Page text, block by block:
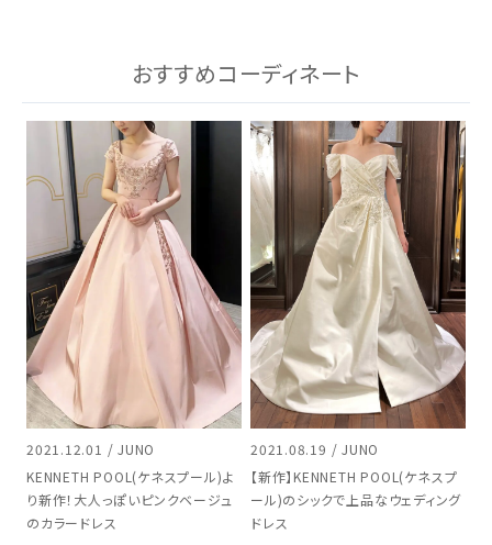
おすすめコーディネート
2021.12.01 / JUNO
KENNETH POOL(ケネスプール)よ
り新作！大人っぽいピンクベージュ
のカラードレス
2021.08.19 / JUNO
【新作】KENNETH POOL(ケネスプ
ール)のシックで上品なウェディング
ドレス